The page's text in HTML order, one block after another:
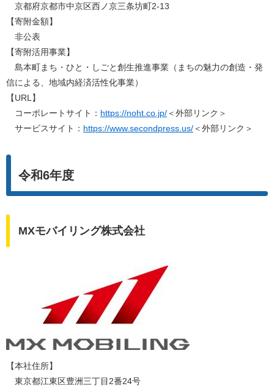
京都府京都市中京区西ノ京三条坊町2-13
【寄附金額】
非公表
【寄附活用事業】
島本町まち・ひと・しごと創生推進事業（まちの魅力の創造・発
信による、地域内経済活性化事業）​
​【URL】
コーポレートサイト： https://noht.co.jp/＜外部リンク＞
サービスサイト： https://www.secondpress.us/＜外部リンク＞
令和6年度
MXモバイリング株式会社
【本社住所】
東京都江東区豊洲三丁目2番24号